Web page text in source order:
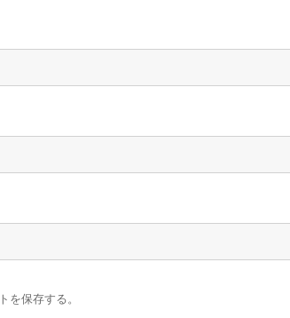
保存する。